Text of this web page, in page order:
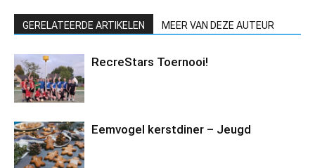
GERELATEERDE ARTIKELEN MEER VAN DEZE AUTEUR
RecreStars Toernooi!
Eemvogel kerstdiner – Jeugd